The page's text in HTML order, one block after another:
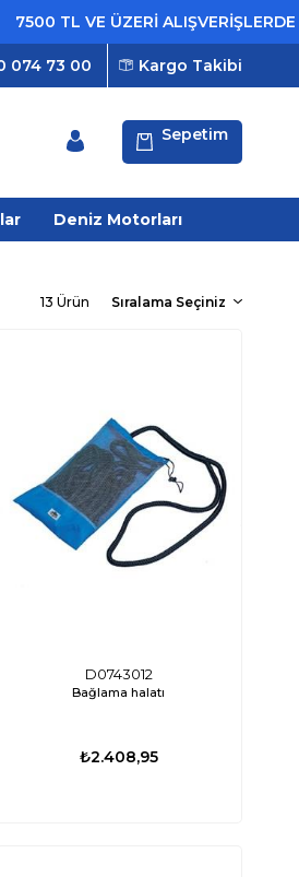
TL VE ÜZERİ ALIŞVERİŞLERDE
Kargo Takibi
074 73 00
Sepetim
Deniz Motorları
13 Ürün
D0743012
Bağlama halatı
₺2.408,95